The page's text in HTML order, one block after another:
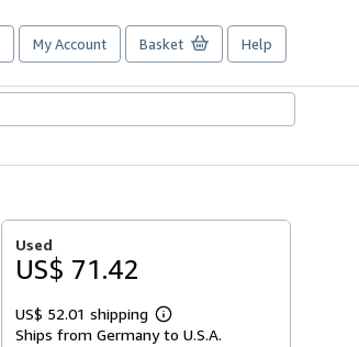
My Account Basket Help
Used
US$ 71.42
US$ 52.01 shipping
Learn
more
Ships from Germany to U.S.A.